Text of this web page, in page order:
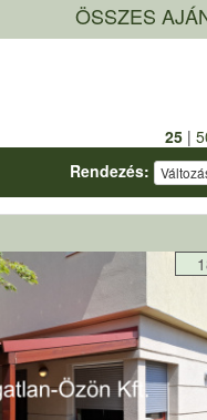
ÖSSZES
25|
Rendezés: